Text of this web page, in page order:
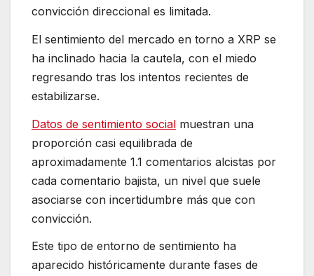
convicción direccional es limitada.
El sentimiento del mercado en torno a XRP se
ha inclinado hacia la cautela, con el miedo
regresando tras los intentos recientes de
estabilizarse.
Datos de sentimiento social muestran una
proporción casi equilibrada de
aproximadamente 1.1 comentarios alcistas por
cada comentario bajista, un nivel que suele
asociarse con incertidumbre más que con
convicción.
Este tipo de entorno de sentimiento ha
aparecido históricamente durante fases de